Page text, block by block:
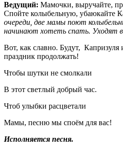
Ведущий: Мамочки, выручайте,
Спойте колыбельную, убаюкайте
очереди, две мамы поют
начинают хотеть спать. Уходят в
Вот, как славно. Будут, Капризуля
праздник продолжать!
Чтобы шутки не смолкали
В этот светлый добрый час.
Чтоб улыбки расцветали
Мамы, песню мы споём для вас!
Исполняется песня.